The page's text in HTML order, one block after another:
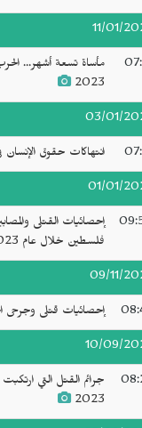
11/01/
مأساة تسعة أشهر...
2023
03/01/
انتهاكات حقوق الإنسان
01/01/
إحصائيات القتلى
فلسطين خلال عام 2023
09/11/
إحصائيات قتلى وجرحى
10/09/
جرائم القتل التي
2023